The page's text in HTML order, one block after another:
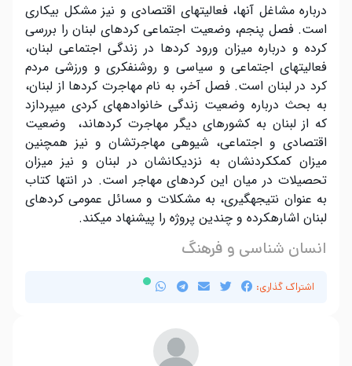
درباره مشاغل آنها، فعالیت­های اقتصادی و نیز مشکل بیکاری
است. فصل پنجم، وضعیت اجتماعی کردهای لبنان را بررسی
کرده و درباره میزان ورود کردها در زندگی اجتماعی لبنان،
فعالیت­های اجتماعی و سیاسی و روشنفکری و ورزشی مردم
کرد در لبنان است. فصل آخر، به نام مهاجرت کردها از لبنان،
به بحث درباره وضعیت زندگی خانواده­های کردی می­پردازد
که از لبنان به کشورهای دیگر مهاجرت کرده­اند، وضعیت
اقتصادی و اجتماعی، شیوه­ی مهاجرتشان و نیز همچنین
میزان کمک­کردنشان به نزدیکانشان در لبنان و نیز میزان
تحصیلات در میان این کردهای مهاجر است. در انتها کتاب
به عنوان نتیجه­گیری، به مشکلات و مسائل عمومی کردهای
لبنان اشاره­کرده و چندین پروژه را پیشنهاد می­کند.
انسان شناسی و فرهنگ
اشتراک گذاری: